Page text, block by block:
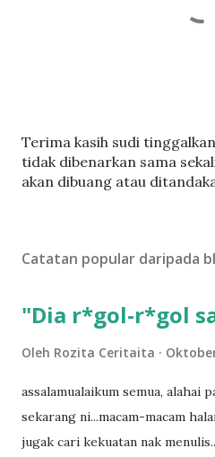
C
a
t
l
a
Terima kasih sudi
tidak dibenarkan sama
akan dibuang atau
Catatan popular daripada
"Dia r*gol-r*gol
Oleh Rozita Ceritaita
assalamualaikum semua, alahai
sekarang ni...macam-macam
jugak cari kekuatan nak